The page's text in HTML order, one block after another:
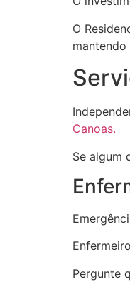
O
Canoas.
Se algum
Pergunte